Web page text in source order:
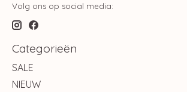
Volg ons op social media:
Categorieën
SALE
NIEUW